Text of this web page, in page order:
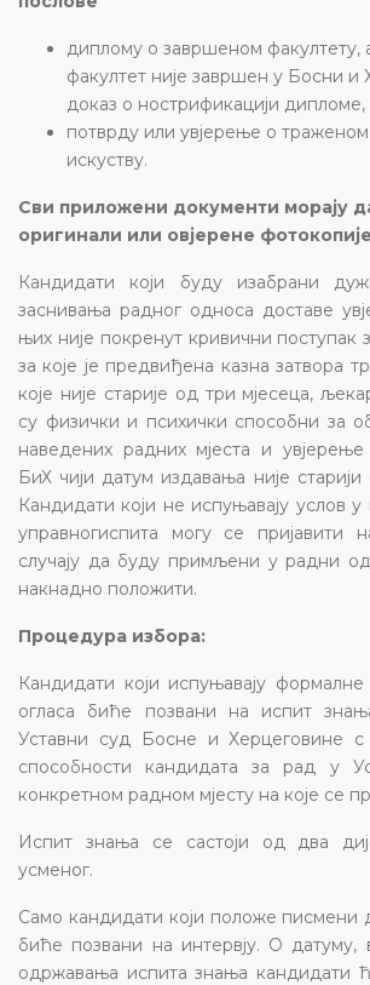
диплому о завршеном факултету,
факултет није завршен у Босни и
доказ о нострификацији дипломе,
потврду или увјерење о
искуству.
Сви приложени документи морају
оригинали или овјерене
Кандидати који буду изабрани
заснивања радног односа доставе
њих није покренут кривични поступак
за које је предвиђена казна затвора
које није старије од три мјесеца,
су физички и психички способни за
наведених радних мјеста и
БиХ чији датум издавања није
Кандидати који не испуњавају услов у
управногиспита могу се пријавити
случају да буду примљени у радни
накнадно положити.
Процедура избора:
Кандидати који испуњавају формалне
огласа биће позвани на испит
Уставни суд Босне и Херцеговине
способности кандидата за рад у
конкретном радном мјесту на које се
Испит знања се састоји од два
усменог.
Само кандидати који положе писмени
биће позвани на интервју. О датуму,
одржавања испита знања кандидати